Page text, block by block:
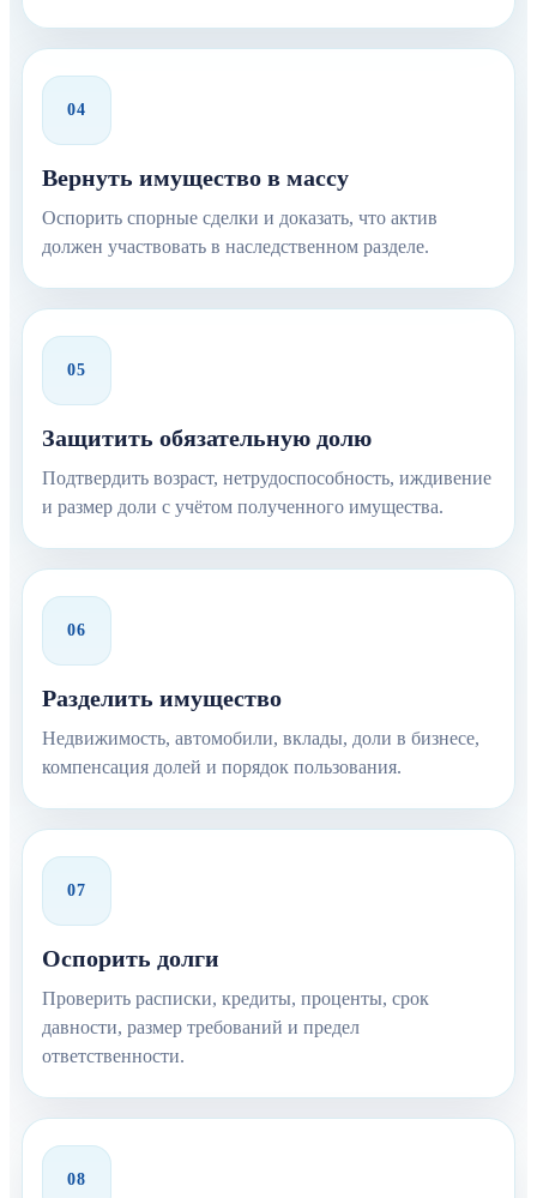
04
Вернуть имущество в массу
Оспорить спорные сделки и доказать, что актив
должен участвовать в наследственном разделе.
05
Защитить обязательную долю
Подтвердить возраст, нетрудоспособность, иждивение
и размер доли с учётом полученного имущества.
06
Разделить имущество
Недвижимость, автомобили, вклады, доли в бизнесе,
компенсация долей и порядок пользования.
07
Оспорить долги
Проверить расписки, кредиты, проценты, срок
давности, размер требований и предел
ответственности.
08